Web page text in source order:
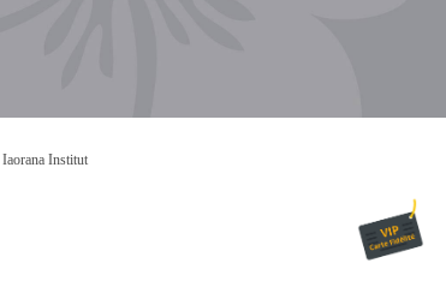
Iaorana Institut